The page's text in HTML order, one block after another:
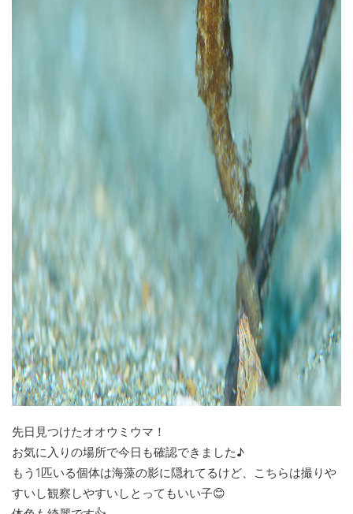
先日見つけたオオウミウマ！
お気に入りの場所で今日も確認できました♪
もう1匹いる個体は海藻の影に隠れてるけど、こちらは撮りや
すいし観察しやすいしとってもいい子😊